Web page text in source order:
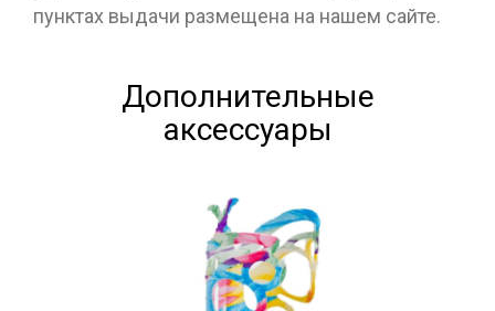
пунктах выдачи размещена на нашем сайте.
Дополнительные
аксессуары